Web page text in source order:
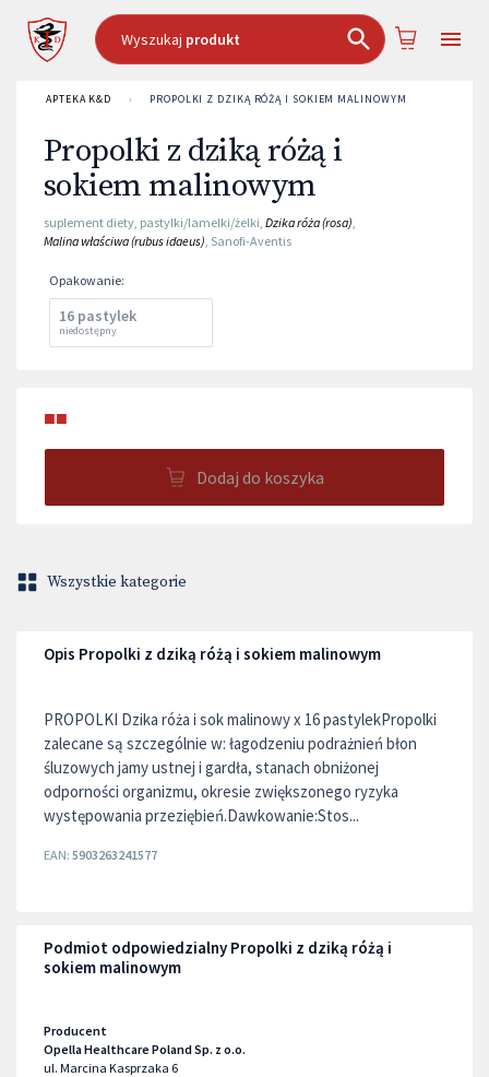
Wyszukaj produkt
APTEKA K&D › PROPOLKI Z DZIKĄ RÓŻĄ I SOKIEM MALINOWYM
Propolki z dziką różą i
sokiem malinowym
suplement diety, pastylki/lamelki/żelki, Dzika róża (rosa),
Malina właściwa (rubus idaeus), Sanofi-Aventis
Opakowanie:
16 pastylek
niedostępny
■■
Dodaj do koszyka
Wszystkie kategorie
Opis Propolki z dziką różą i sokiem malinowym
PROPOLKI Dzika róża i sok malinowy x 16 pastylekPropolki
zalecane są szczególnie w: łagodzeniu podrażnień błon
śluzowych jamy ustnej i gardła, stanach obniżonej
odporności organizmu, okresie zwiększonego ryzyka
występowania przeziębień.Dawkowanie:Stos...
EAN: 5903263241577
Podmiot odpowiedzialny Propolki z dziką różą i
sokiem malinowym
Producent
Opella Healthcare Poland Sp. z o.o.
ul. Marcina Kasprzaka 6